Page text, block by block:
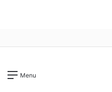
Menu